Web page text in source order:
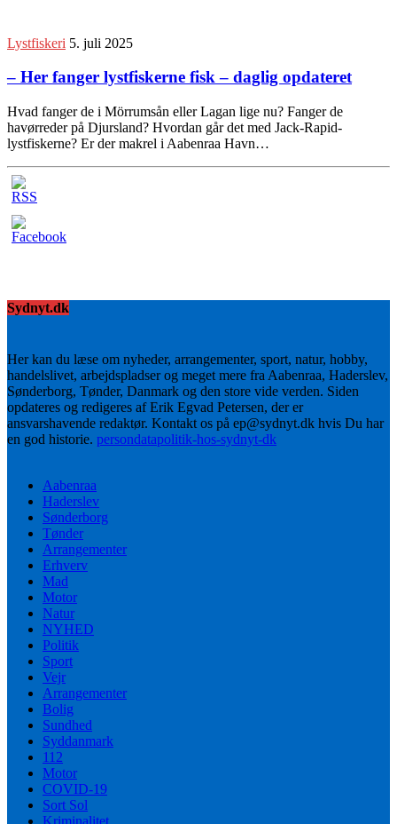
Lystfiskeri 5. juli 2025
– Her fanger lystfiskerne fisk – daglig opdateret
Hvad fanger de i Mörrumsån eller Lagan lige nu? Fanger de
havørreder på Djursland? Hvordan går det med Jack-Rapid-
lystfiskerne? Er der makrel i Aabenraa Havn…
Sydnyt.dk
Her kan du læse om nyheder, arrangementer, sport, natur, hobby,
handelslivet, arbejdspladser og meget mere fra Aabenraa, Haderslev,
Sønderborg, Tønder, Danmark og den store vide verden. Siden
opdateres og redigeres af Erik Egvad Petersen, der er
ansvarshavende redaktør. Kontakt os på ep@sydnyt.dk hvis Du har
en god historie. persondatapolitik-hos-sydnyt-dk
Aabenraa
Haderslev
Sønderborg
Tønder
Arrangementer
Erhverv
Mad
Motor
Natur
NYHED
Politik
Sport
Vejr
Arrangementer
Bolig
Sundhed
Syddanmark
112
Motor
COVID-19
Sort Sol
Kriminalitet